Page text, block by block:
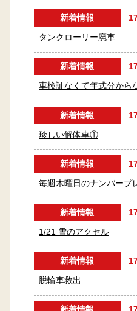
新着情報
タンクローリー廃車
新着情報
車検証なくて年式分から
新着情報
珍しい解体車①
新着情報
毎週木曜日のナンバープ
新着情報
1/21 雪のアクセル
新着情報
脱輪車救出